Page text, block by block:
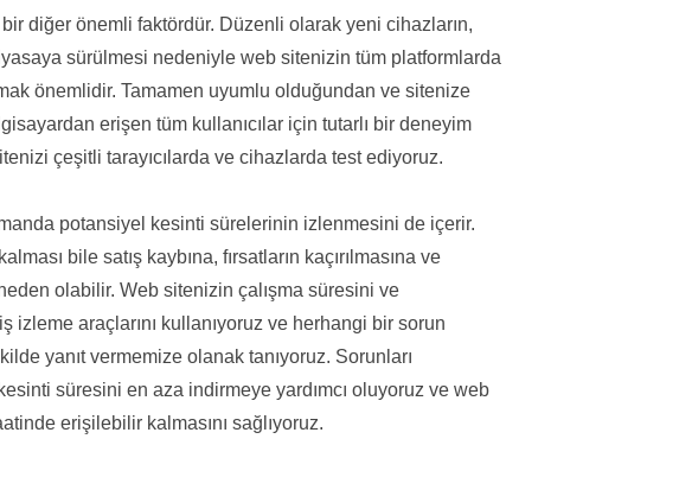
diğer önemli faktördür. Düzenli olarak yeni cihazların,
sürülmesi nedeniyle web sitenizin tüm platformlarda
önemlidir. Tamamen uyumlu olduğundan ve sitenize
erişen tüm kullanıcılar için tutarlı bir deneyim
çeşitli tarayıcılarda ve cihazlarda test ediyoruz.
potansiyel kesinti sürelerinin izlenmesini de içerir.
bile satış kaybına, fırsatların kaçırılmasına ve
olabilir. Web sitenizin çalışma süresini ve
izleme araçlarını kullanıyoruz ve herhangi bir sorun
yanıt vermemize olanak tanıyoruz. Sorunları
süresini en aza indirmeye yardımcı oluyoruz ve web
erişilebilir kalmasını sağlıyoruz.